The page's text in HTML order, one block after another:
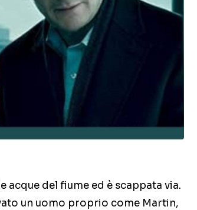
acque del fiume ed è scappata via.
un uomo proprio come Martin,